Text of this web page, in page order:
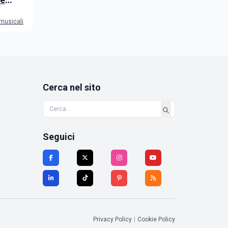
Cerca nel sito
Seguici
Privacy Policy Cookie Policy